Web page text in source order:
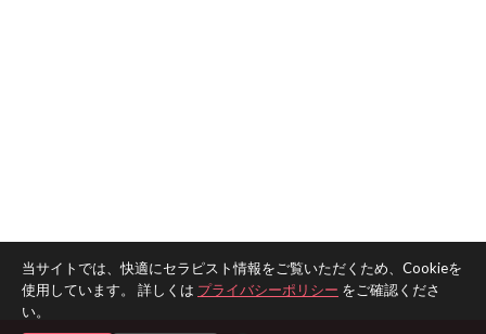
当サイトでは、快適にセラピスト情報をご覧いただくため、Cookieを
使用しています。 詳しくは プライバシーポリシー をご確認くださ
い。